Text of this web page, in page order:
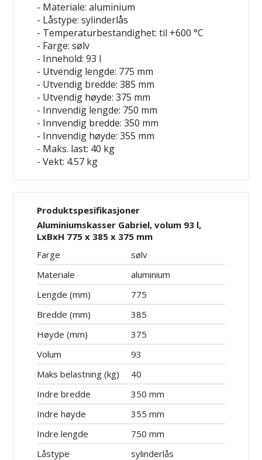
- Materiale: aluminium
- Låstype: sylinderlås
- Temperaturbestandighet: til +600 °C
- Farge: sølv
- Innehold: 93 l
- Utvendig lengde: 775 mm
- Utvendig bredde: 385 mm
- Utvendig høyde: 375 mm
- Innvendig lengde: 750 mm
- Innvendig bredde: 350 mm
- Innvendig høyde: 355 mm
- Maks. last: 40 kg
- Vekt: 4.57 kg
Produktspesifikasjoner
Aluminiumskasser Gabriel, volum 93 l,
LxBxH 775 x 385 x 375 mm
Farge
sølv
Materiale
aluminium
Lengde (mm)
775
Bredde (mm)
385
Høyde (mm)
375
Volum
93
Maks belastning (kg)
40
Indre bredde
350 mm
Indre høyde
355 mm
Indre lengde
750 mm
Låstype
sylinderlås